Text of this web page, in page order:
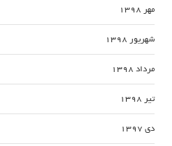
مهر 1398
شهریور 1398
مرداد 1398
تیر 1398
دی 1397